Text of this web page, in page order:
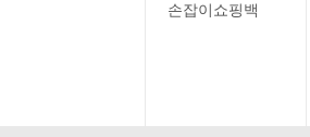
손잡이쇼핑백